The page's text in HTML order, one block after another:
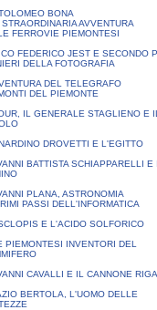
BONA
AVVENTURA
FERROVIE PIEMONTESI
FEDERICO JEST E SECONDO
DELLA FOTOGRAFIA
DEL TELEGRAFO
DEL PIEMONTE
IL GENERALE STAGLIENO E
DROVETTI E L'EGITTO
BATTISTA SCHIAPPARELLI E
PLANA, ASTRONOMIA
PASSI DELL'INFORMATICA
E L'ACIDO SOLFORICO
PIEMONTESI INVENTORI DEL
CAVALLI E IL CANNONE
BERTOLA, L'UOMO DELLE